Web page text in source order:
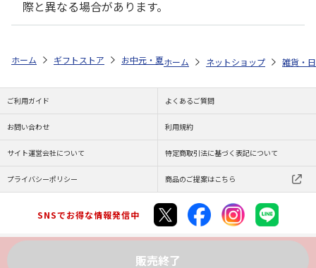
際と異なる場合があります。
販売終了
ホーム ギフトストア お中元・夏ギフト特集 2026 ゆうゆうギフト
ホーム ネットショップ 雑貨・
ご利用ガイド よくあるご質問
お問い合わせ 利用規約
サイト運営会社について 特定商取引法に基づく表記について
プライバシーポリシー 商品のご提案はこちら
SNSでお得な情報発信中